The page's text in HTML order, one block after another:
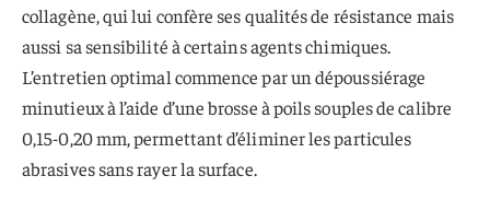
collagène, qui lui confère ses qualités de résistance mais
aussi sa sensibilité à certains agents chimiques.
L’entretien optimal commence par un dépoussiérage
minutieux à l’aide d’une brosse à poils souples de calibre
0,15-0,20 mm, permettant d’éliminer les particules
abrasives sans rayer la surface.